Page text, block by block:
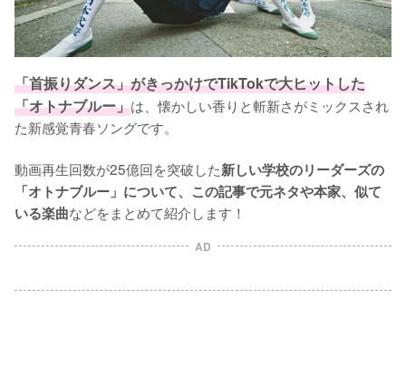
「首振りダンス」がきっかけでTikTokで大ヒットした
「オトナブルー」は、懐かしい香りと斬新さがミックスされ
た新感覚青春ソングです。
動画再生回数が25億回を突破した新しい学校のリーダーズの
「オトナブルー」について、この記事で元ネタや本家、似て
いる楽曲などをまとめて紹介します！
AD